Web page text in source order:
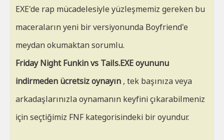
EXE'de rap mücadelesiyle yüzleşmemiz gereken bu
maceraların yeni bir versiyonunda Boyfriend'e
meydan okumaktan sorumlu.
Friday Night Funkin vs Tails.EXE oyununu
indirmeden ücretsiz oynayın , tek başınıza veya
arkadaşlarınızla oynamanın keyfini çıkarabilmeniz
için seçtiğimiz FNF kategorisindeki bir oyundur.